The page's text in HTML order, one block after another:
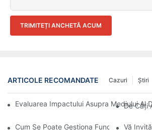
TRIMITEȚI ANCHETĂ ACUM
ARTICOLE RECOMANDATE Ştiri
Cazuri
Evaluarea Impactului Asupra Mediului Al
De Câți
Cum Se Poate Gestiona Funcționarea
Vă